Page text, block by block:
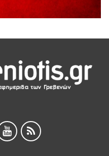
Συλλόγου Γρεβενών
για επιπλέον εργασίες
Τεντόγλου»